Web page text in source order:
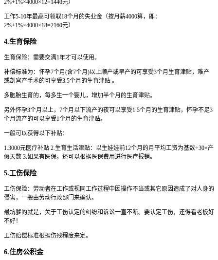
2%+1%×4000×12=1440元）
工作5-10年最高可领取18个月的失业金（按月薪4000算，即：
2%+1%×4000×18=2160元）
4.生育保险
生育保险：需要交满1年才可以使用。
补偿标准为：怀孕7个月(含7个月)以上顺产或早产的可享受3个月生育津贴，难产
或剖宫产手术的可享受3.5个月的生育津贴 。
多胞胎生育的，每多生一个婴儿，增加半个月的生育津贴。
另外怀孕3个月以上，7个月以下流产的夜可以享受1.5个月的生育津贴，怀孕不足3
个月流产的可以享受1个月的生育津贴。
一般可以获得以下补贴：
1.3000元医疗补贴 2.生育生活津贴：以生娃娃前12个月的月平均工资为基数÷30×产
假天数 3.如果有医保，还可以根据医保费用进行医疗报销。
5.工伤保险
工伤保险：劳动者在工作或视同工作过程中因操作不当或其它原因造成了对人身的
侵害，一般由劳动行政部门来确认。
最坑爹的就是，关于工伤认定的纠纷和诉讼一直不断。要认定工伤，还得看老板好
不好！
工伤赔偿标准根据伤残程度来定。
6.住房公积金